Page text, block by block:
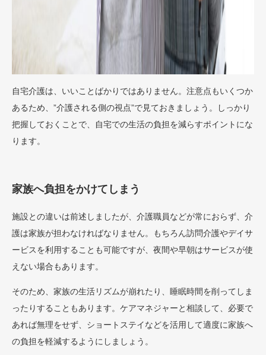
自宅介護は、いいことばかりではありません。注意点もいくつか
あるため、”介護される側の視点”で見ておきましょう。しっかり
把握しておくことで、自宅での生活の負担を減らすポイントにな
ります。
家族へ負担をかけてしまう
施設との違いは前述しましたが、介護職員などが常におらず、介
護は家族が担わなければなりません。もちろん訪問介護やデイサ
ービスを利用することも可能ですが、夜間や早朝はサービスが使
えない場合もあります。
そのため、家族の生活リズムが崩れたり、睡眠時間を削ってしま
ったりすることもあります。ケアマネジャーと相談して、必要で
あれば無理をせず、ショートステイなどを活用して適度に家族へ
の負担を軽減するようにしましょう。